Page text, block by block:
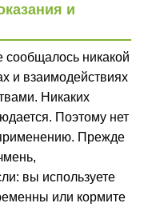
и
сообщалось никакой
и ​​взаимодействиях
Никаких
Поэтому нет
Прежде
вы используете
или кормите